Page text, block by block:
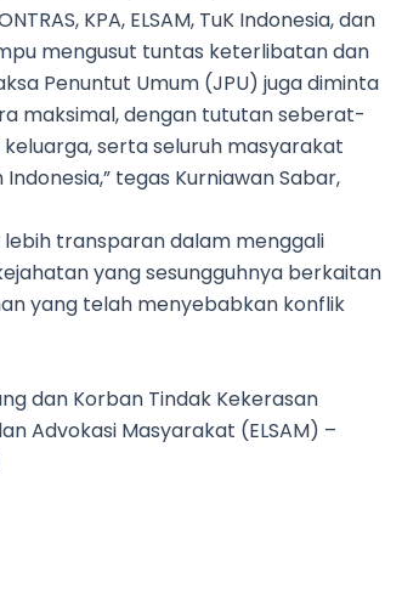
KPA, ELSAM, TuK Indonesia, dan
mengusut tuntas keterlibatan dan
Penuntut Umum (JPU) juga diminta
maksimal, dengan tututan seberat-
serta seluruh masyarakat
tegas Kurniawan Sabar,
lebih transparan dalam menggali
yang sesungguhnya berkaitan
yang telah menyebabkan konflik
dan Korban Tindak Kekerasan
Advokasi Masyarakat (ELSAM) –